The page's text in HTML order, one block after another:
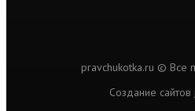
pravchukotka.ru © Все
Cоздание сайтов